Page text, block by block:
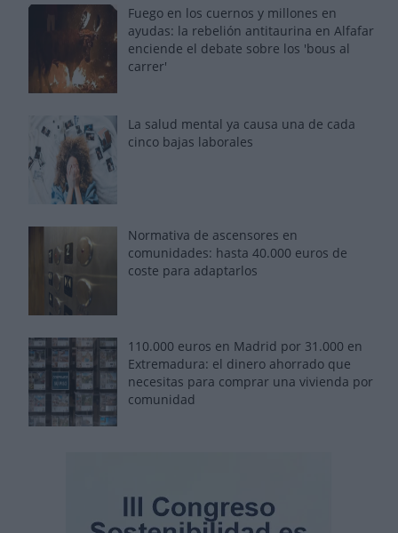
Fuego en los cuernos y millones en
ayudas: la rebelión antitaurina en Alfafar
enciende el debate sobre los 'bous al
carrer'
La salud mental ya causa una de cada
cinco bajas laborales
Normativa de ascensores en
comunidades: hasta 40.000 euros de
coste para adaptarlos
110.000 euros en Madrid por 31.000 en
Extremadura: el dinero ahorrado que
necesitas para comprar una vivienda por
comunidad